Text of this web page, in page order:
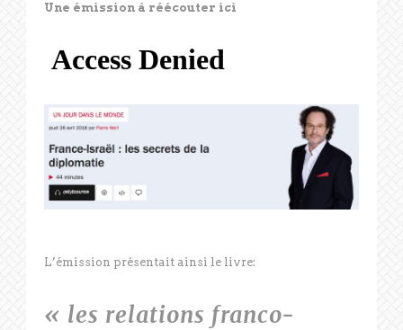
Une émission à réécouter ici
L’émission présentait ainsi le livre:
« les relations franco-